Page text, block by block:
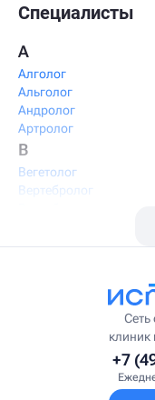
Специалисты
А
Алголог
Альголог
Андролог
Артролог
В
Вегетолог
Вертебролог
Висцеральный
Врач интегративной
Врач первичногоСеть
клиник
+7